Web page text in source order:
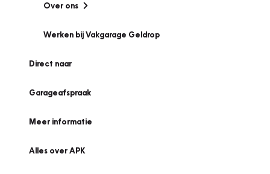
Over ons
Werken bij Vakgarage Geldrop
Direct naar
Garageafspraak
Meer informatie
Alles over APK